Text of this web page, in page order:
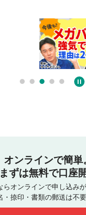
オンラインで簡単
まずは無料で口座
らオンラインで申し込みが
・捺印・書類の郵送は不要